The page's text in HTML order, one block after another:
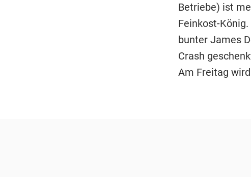
Betriebe) ist
Feinkost-
bunter James
Crash
Am Freitag